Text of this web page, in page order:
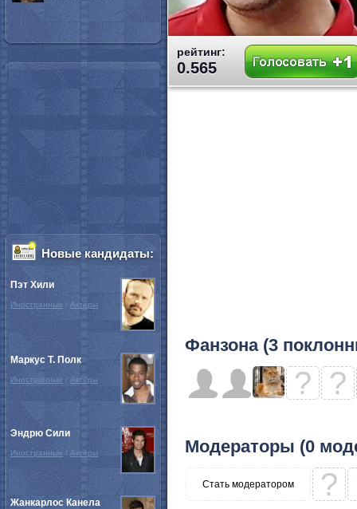
рейтинг:
0.565
Фанзона (3
? ?
Модераторы (0
Стать модератором ?
Новые кандидаты:
Пэт Хили
Иностранные / Актёры
Маркус Т. Полк
Иностранные / Актёры
Эндрю Сили
Иностранные / Актёры
Жанкарлос Канела